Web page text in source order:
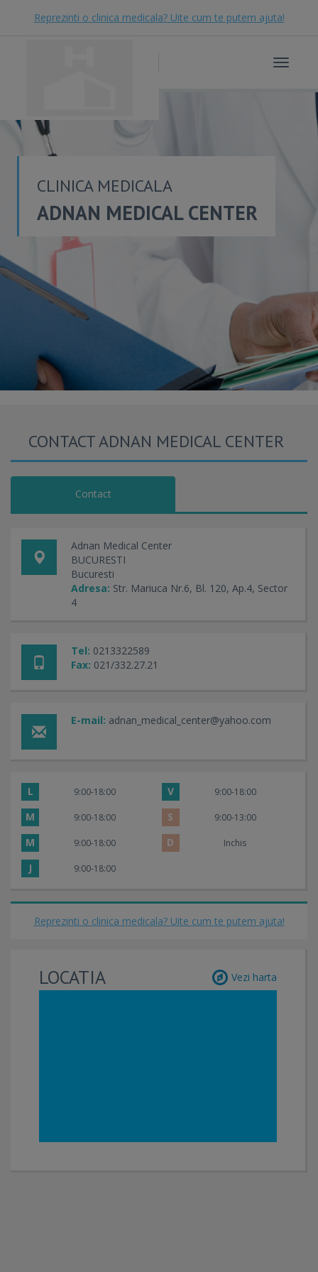
Reprezinti o clinica medicala? Uite cum te putem ajuta!
Toggle
CLINICA MEDICALA
ADNAN MEDICAL CENTER
CONTACT ADNAN MEDICAL CENTER
Contact
Adnan Medical Center
BUCURESTI
Bucuresti
Adresa: Str. Mariuca Nr.6, Bl. 120, Ap.4, Sector
4
Tel: 0213322589
Fax: 021/332.27.21
E-mail: adnan_medical_center@yahoo.com
L 9:00-18:00 V 9:00-18:00
M 9:00-18:00 S 9:00-13:00
M 9:00-18:00 D Inchis
J 9:00-18:00
Reprezinti o clinica medicala? Uite cum te putem ajuta!
LOCATIA Vezi harta